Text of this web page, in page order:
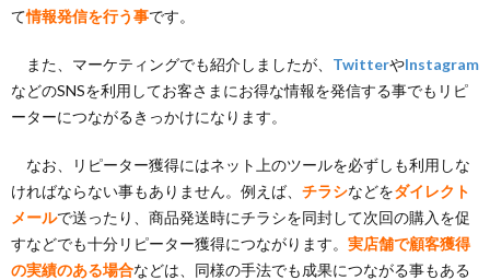
て情報発信を行う事です。
また、マーケティングでも紹介しましたが、 TwitterやInstagram
などのSNSを利用してお客さまにお得な情報を発信する事でもリピ
ーターにつながるきっかけになります。
なお、リピーター獲得にはネット上のツールを必ずしも利用しな
ければならない事もありません。例えば、 チラシなどをダイレクト
メールで送ったり、商品発送時にチラシを同封して次回の購入を促
すなどでも十分リピーター獲得につながります。 実店舗で顧客獲得
の実績のある場合などは、同様の手法でも成果につながる事もある